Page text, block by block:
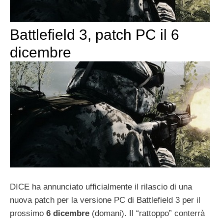
Battlefield 3, patch PC il 6
dicembre
DICE ha annunciato ufficialmente il rilascio di una
nuova patch per la versione PC di Battlefield 3 per il
prossimo 6 dicembre (domani). Il “rattoppo” conterrà